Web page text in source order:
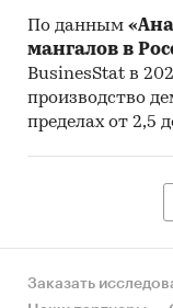
Год
Страны
Объем
Объем
выражении
По данным
мангалов в
BusinesStat в
производство
пределах от 2,5
Заказать